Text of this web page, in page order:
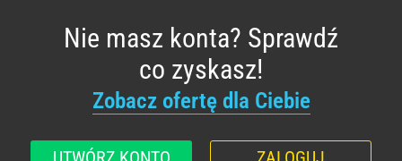
Nie masz konta? Sprawdź
co zyskasz!
Zobacz ofertę dla Ciebie